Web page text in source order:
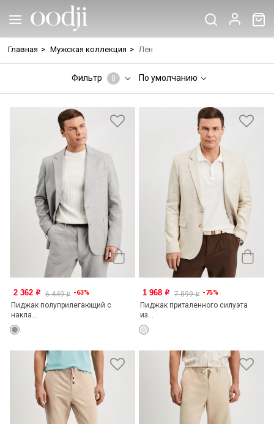
Главная > Мужская коллекция > Лён
Фильтр 0 По умолчанию
2 362 o 6 449o -63%
Пиджак полуприлегающий с
накла...
1 968 o 7 899o -75%
Пиджак приталенного силуэта
из...